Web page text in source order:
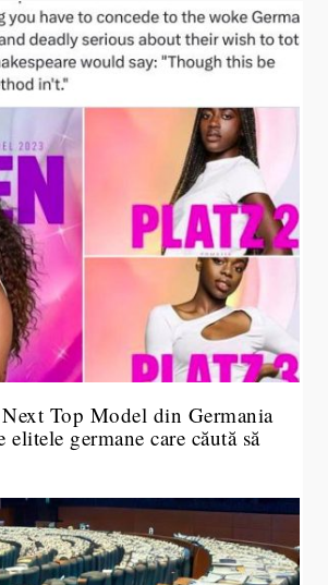
Top Model din Germania
elitele germane care căută să